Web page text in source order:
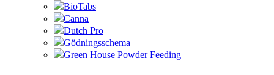
BioTabs
Canna
Dutch Pro
Gödningsschema
Green House Powder Feeding